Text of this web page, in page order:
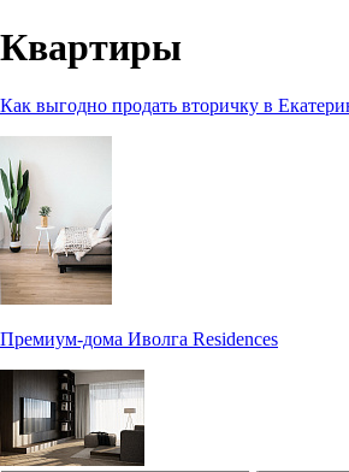
Квартиры
Как выгодно продать вторичку в
Премиум-дома Иволга Residences